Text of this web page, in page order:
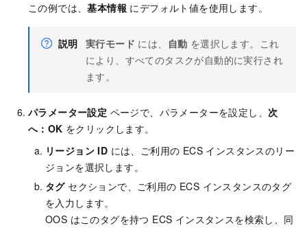
この例では、基本情報 にデフォルト値を使用します。
説明 実行モード には、 自動 を選択します。これ
により、すべてのタスクが自動的に実行され
ます。
パラメーター設定 ページで、パラメーターを設定し、次
へ：OK をクリックします。
リージョン ID には、ご利用の ECS インスタンスのリー
ジョンを選択します。
タグセクションで、ご利用の ECS インスタンスのタグ
を入力します。
OOS はこのタグを持つ ECS インスタンスを検索し、同